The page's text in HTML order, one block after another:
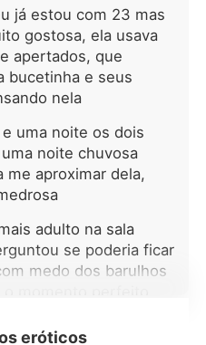
de Zack com Selina, sua
celebrado como "a união
de sangue puro". A mesma
sempre soube exatamente
la. O golpe final veio
na voz calma e
da própria mãe: "Elara,
tem vinte e três anos. Está na
contribuir para esta família."
era simples e cruel: casar
mais medíocre de uma
do pai para sempre. Eles a
encurralado com perfeição,
para arrancar o que era seu
algo mais frio e mais
já estou com 23 mas
gostosa, ela usava
apertados, que
bucetinha e seus
nela
uma noite os dois
noite chuvosa
me aproximar dela,
adulto na sala
se poderia ficar
medo dos barulhos
momento perfeito
eróticos